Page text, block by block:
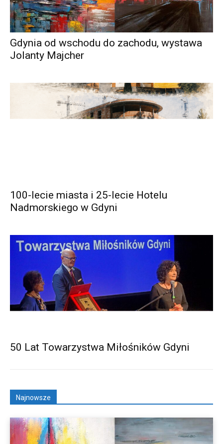
Gdynia od wschodu do zachodu, wystawa
Jolanty Majcher
100-lecie miasta i 25-lecie Hotelu
Nadmorskiego w Gdyni
50 Lat Towarzystwa Miłośników Gdyni
Najnowsze